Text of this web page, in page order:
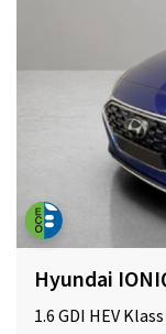
Hyundai
1.6 GDI HEV